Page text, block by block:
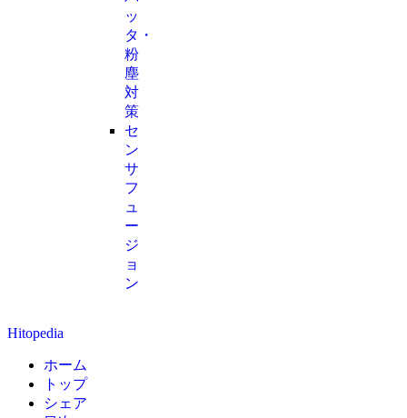
ッ
タ・
粉
塵
対
策
セ
ン
サ
フ
ュ
ー
ジ
ョ
ン
Hitopedia
ホーム
トップ
シェア